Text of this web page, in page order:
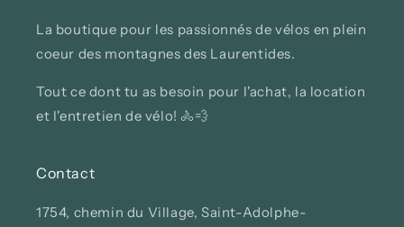
La boutique pour les passionnés de vélos en plein
coeur des montagnes des Laurentides.
Tout ce dont tu as besoin pour l'achat, la location
et l'entretien de vélo! 🚴💨
Contact
1754, chemin du Village, Saint-Adolphe-